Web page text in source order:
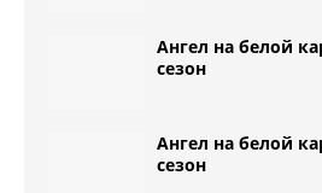
Ангел на белой
сезон
Ангел на белой
сезон